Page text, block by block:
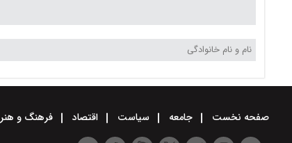
صفحه نخست جامعه سیاست اقتصاد فرهنگ و هنر